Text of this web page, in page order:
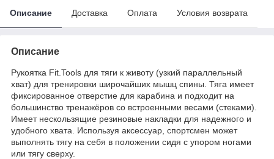
Описание Доставка Оплата Условия возврата
Описание
Рукоятка Fit.Tools для тяги к животу (узкий параллельный
хват) для тренировки широчайших мышц спины. Тяга имеет
фиксированное отверстие для карабина и подходит на
большинство тренажёров со встроенными весами (стеками).
Имеет нескользящие резиновые накладки для надежного и
удобного хвата. Используя аксессуар, спортсмен может
выполнять тягу на себя в положении сидя с упором ногами
или тягу сверху.